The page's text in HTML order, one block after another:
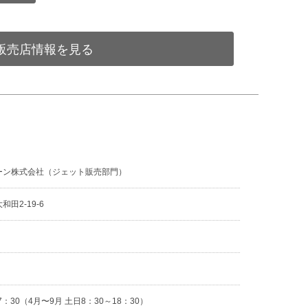
売店情報を見る
株式会社（ジェット販売部門）
和田2-19-6
：30（4月〜9月 土日8：30～18：30）